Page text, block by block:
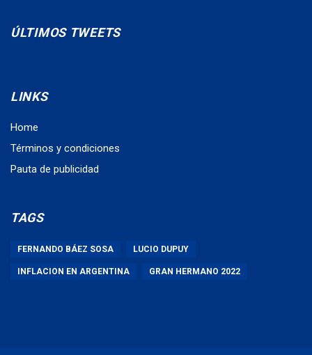
ÚLTIMOS TWEETS
LINKS
Home
Términos y condiciones
Pauta de publicidad
TAGS
FERNANDO BÁEZ SOSA LUCIO DUPUY
INFLACION EN ARGENTINA GRAN HERMANO 2022